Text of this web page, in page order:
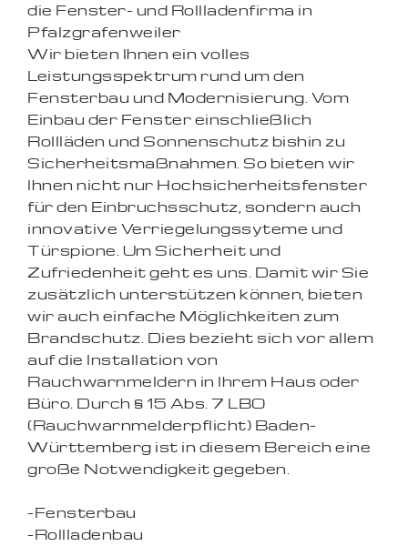
die Fenster- und Rollladenfirma in
Pfalzgrafenweiler
Wir bieten Ihnen ein volles
Leistungsspektrum rund um den
Fensterbau und Modernisierung. Vom
Einbau der Fenster einschließlich
Rollläden und Sonnenschutz bishin zu
Sicherheitsmaßnahmen. So bieten wir
Ihnen nicht nur Hochsicherheitsfenster
für den Einbruchsschutz, sondern auch
innovative Verriegelungssyteme und
Türspione. Um Sicherheit und
Zufriedenheit geht es uns. Damit wir Sie
zusätzlich unterstützen können, bieten
wir auch einfache Möglichkeiten zum
Brandschutz. Dies bezieht sich vor allem
auf die Installation von
Rauchwarnmeldern in Ihrem Haus oder
Büro. Durch § 15 Abs. 7 LBO
(Rauchwarnmelderpflicht) Baden-
Württemberg ist in diesem Bereich eine
große Notwendigkeit gegeben.
-Fensterbau
-Rollladenbau